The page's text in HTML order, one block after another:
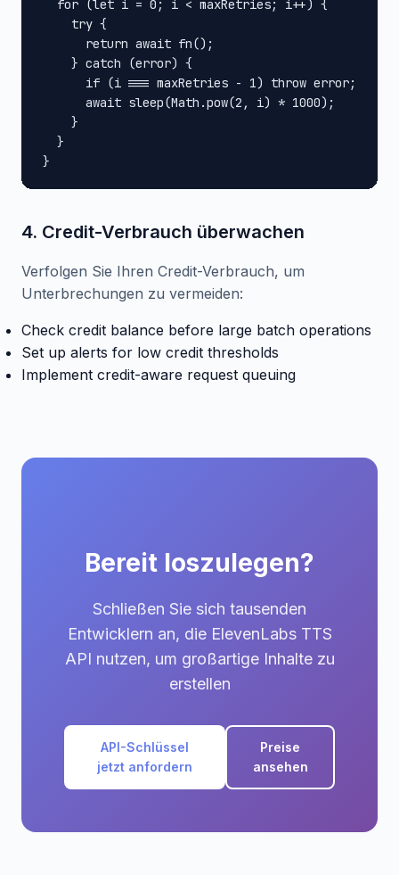
  for (let i = 0; i < maxRetries; i++) {
    try {
      return await fn();
    } catch (error) {
      if (i === maxRetries - 1) throw error;
      await sleep(Math.pow(2, i) * 1000);
    }
  }
}
4. Credit-Verbrauch überwachen
Verfolgen Sie Ihren Credit-Verbrauch, um
Unterbrechungen zu vermeiden:
Check credit balance before large batch operations
Set up alerts for low credit thresholds
Implement credit-aware request queuing
Bereit loszulegen?
Schließen Sie sich tausenden
Entwicklern an, die ElevenLabs TTS
API nutzen, um großartige Inhalte zu
erstellen
API-Schlüssel
jetzt anfordern
Preise
ansehen